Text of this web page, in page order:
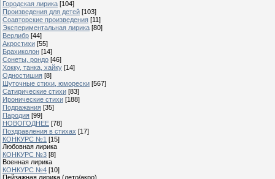
Городская лирика [104]
Произведения для детей [103]
Соавторские произведения [11]
Экспериментальная лирика [80]
Верлибр [44]
Акростихи [55]
Брахиколон [14]
Сонеты, рондо [46]
Хокку, танка, хайку [14]
Одностишия [8]
Шуточные стихи, юморески [567]
Сатирические стихи [83]
Иронические стихи [188]
Подражания [35]
Пародия [99]
НОВОГОДНЕЕ [78]
Поздравления в стихах [17]
КОНКУРС №1 [15]
Любовная лирика
КОНКУРС №3 [8]
Военная лирика
КОНКУРС №4 [10]
Пейзажная лирика (лето/акро)